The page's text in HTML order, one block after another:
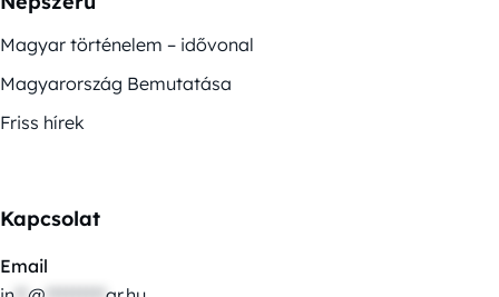
Magyar történelem – idővonal
Magyarország Bemutatása
Friss hírek
Kapcsolat
Email